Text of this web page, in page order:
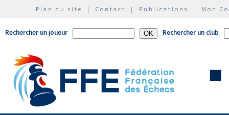
Plan du site | Contact | Publications | Mon
Rechercher un joueur Rechercher un club